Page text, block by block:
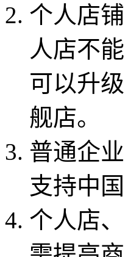
个人店
人店不
可以升
舰店。
普通企
支持中
个人店